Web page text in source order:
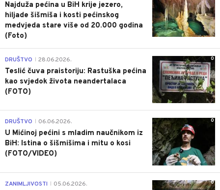
Najduža pećina u BiH krije jezero,
hiljade šišmiša i kosti pećinskog
medvjeda stare više od 20.000 godina
(Foto)
0
DRUŠTVO 28.06.2026.
Teslić čuva praistoriju: Rastuška pećina
kao svjedok života neandertalaca
(FOTO)
0
DRUŠTVO 06.06.2026.
U Mićinoj pećini s mladim naučnikom iz
BiH: Istina o šišmišima i mitu o kosi
(FOTO/VIDEO)
0
ZANIMLJIVOSTI 05.06.2026.